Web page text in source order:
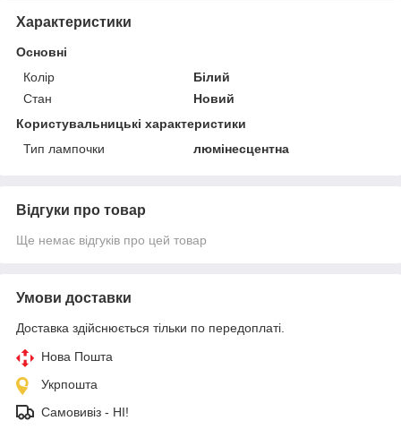
Характеристики
Основні
Колір
Білий
Стан
Новий
Користувальницькі характеристики
Тип лампочки
люмінесцентна
Відгуки про товар
Ще немає відгуків про цей товар
Умови доставки
Доставка здійснюється тільки по передоплаті.
Нова Пошта
Укрпошта
Самовивіз - НІ!